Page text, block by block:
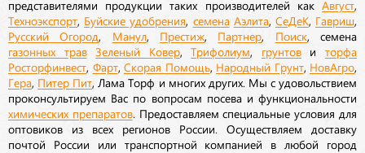
представителями продукции таких производителей как Август
Техноэкспорт Буйские удобрения семена Аэлита СеДеК, Гавриш
Русский Огород Манул, Престиж Партнер Поиск, семена
газонных трав Зеленый Ковер,Трифолиум грунтовиторфа
Росторфинвест Фарт, Скорая Помощь Народный Грунт, НовАгро
Гера Питер Пит , Лама Торф и многих других. Мы с удовольствием
проконсультируем Вас по вопросам посева и функциональности
химических препаратов. Предоставляем специальные условия для
оптовиков из всех регионов России. Осуществляем доставку
почтой России или транспортной компанией в любой город